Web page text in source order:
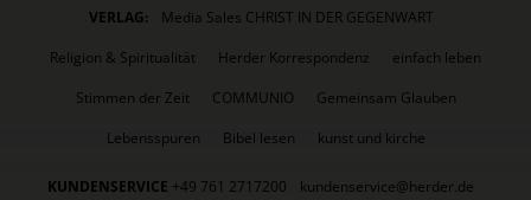
VERLAG:
Media Sales CHRIST IN DER GEGENWART
Religion & Spiritualität
Herder Korrespondenz
einfach leben
Stimmen der Zeit
COMMUNIO
Gemeinsam Glauben
Lebensspuren
Bibel lesen kunst und kirche
KUNDENSERVICE +49 761 2717200
kundenservice@herder.de